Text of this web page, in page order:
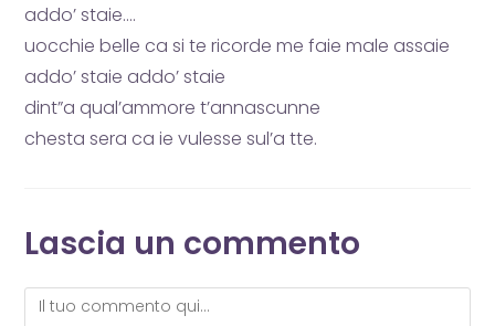
addo’ staie….
uocchie belle ca si te ricorde me faie male assaie
addo’ staie addo’ staie
dint”a qual’ammore t’annascunne
chesta sera ca ie vulesse sul’a tte.
Lascia un commento
Commento